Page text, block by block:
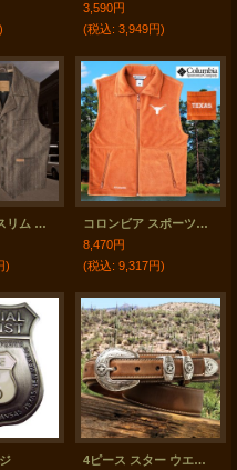
3,590円
(税込: 3,949円)
パンハンドルスリム パウダーリバー ツイードストライプ ウールベスト（ブラウン）/Panhandle Slim Wool Vest(Brown)
)
コロンビア スポーツウェア テキサスロングホーンズ フリース ベスト（ロングホーンズオレンジ）M/Columbia Sportswear Texas Longhorns Fleece Vest(Cedar)
8,470円
(税込: 9,317円)
4ピース スター ウエスタン レンジャー ベルト（ブラウン）/Ranger Belt(Brown)